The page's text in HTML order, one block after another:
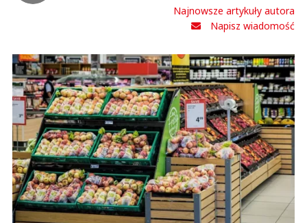
Najnowsze artykuły autora
Napisz wiadomość